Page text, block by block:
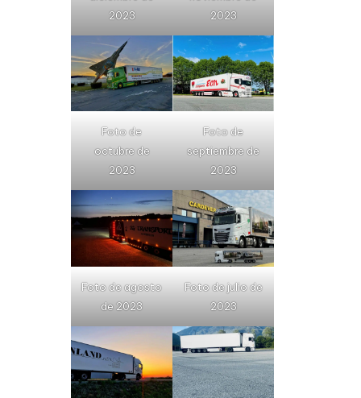
2023
2023
Foto de
octubre de
2023
Foto de
septiembre de
2023
Foto de agosto
de 2023
Foto de julio de
2023